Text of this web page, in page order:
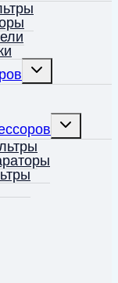
Переключить
Переключить